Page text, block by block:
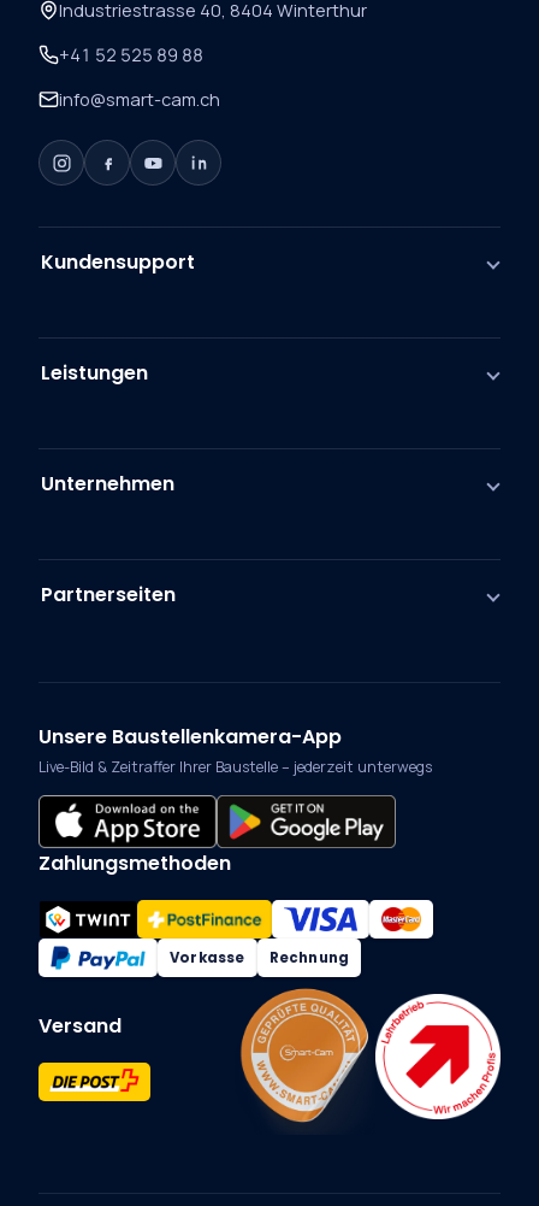
Industriestrasse 40, 8404 Winterthur
+41 52 525 89 88
info@smart-cam.ch
Kundensupport
Leistungen
Unternehmen
Partnerseiten
Unsere Baustellenkamera-App
Live-Bild & Zeitraffer Ihrer Baustelle – jederzeit unterwegs
Zahlungsmethoden
Vorkasse Rechnung
Versand